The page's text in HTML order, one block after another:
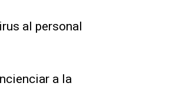
al personal
a la